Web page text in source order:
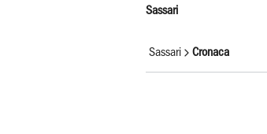
Sassari
Sassari Cronaca